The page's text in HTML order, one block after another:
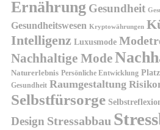
Ernährung Gesundheit
Gesundheitswesen Kryptowährungen
Intelligenz Luxusmode
Nachhaltige Mode
Naturerlebnis Persönliche Entwicklung
Gesundheit Raumgestaltung
Selbstfürsorge
Design Stressabbau